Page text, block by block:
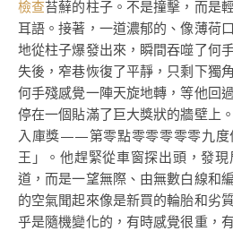
檢查苔蘚的柱子。不是撞擊，而是
耳語。接著，一道濃郁的、像薄荷
地從柱子爆發出來，瞬間吞噬了何
失後，窄巷恢復了平靜，只剩下獨
何手殘感覺一陣天旋地轉，等他回
停在一個貼滿了巨大獎狀的牆壁上
入庫獎——第零點零零零零零九度
王」。他趕緊從車窗探出頭，發
道，而是一望無際、由無數白線和
的空氣聞起來像是新買的輪胎和劣
乎是隨機變化的，有時感覺很重，